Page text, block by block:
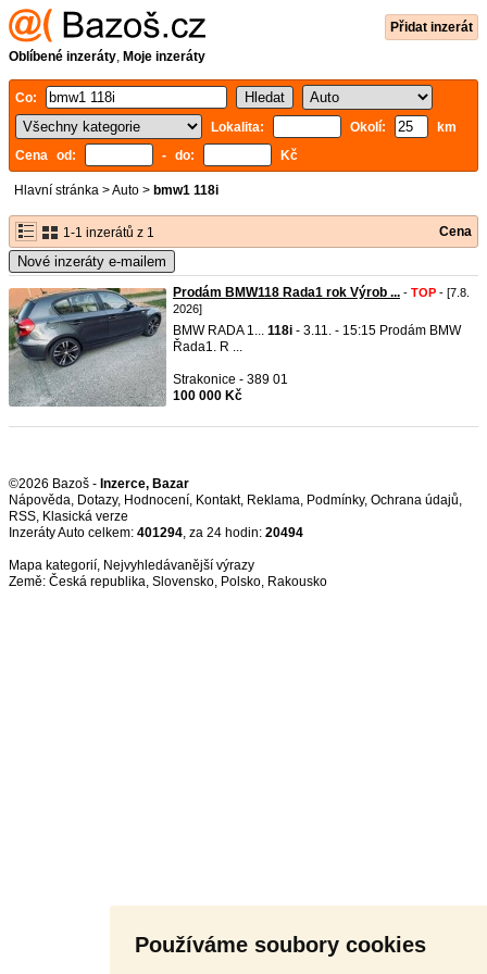
Používáme soubory cookies
Přidat inzerát
Oblíbené inzeráty, Moje inzeráty
Co:
Lokalita:
Okolí:
km
Cena od:
- do: Kč
Hlavní stránka >Auto > bmw1 118i
1-1 inzerátů z 1 Cena
Nové inzeráty e-mailem
Prodám BMW118 Rada1 rok Výrob ... - TOP - [7.8.
2026]
BMW RADA 1... 118i - 3.11. - 15:15 Prodám BMW
Řada1. R ...
Strakonice - 389 01
100 000 Kč
©2026 Bazoš - Inzerce, Bazar
Nápověda, Dotazy, Hodnocení, Kontakt, Reklama, Podmínky, Ochrana údajů,
RSS,
Inzeráty Auto celkem: 401294, za 24 hodin: 20494
Mapa kategorií, Nejvyhledávanější výrazy
Země: Česká republika, Slovensko, Polsko, Rakousko